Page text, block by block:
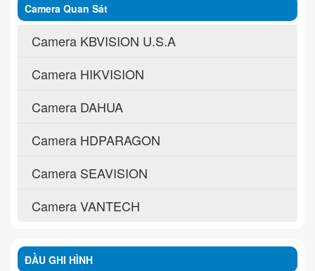
Camera Quan Sát
Camera KBVISION U.S.A
Camera HIKVISION
Camera DAHUA
Camera HDPARAGON
Camera SEAVISION
Camera VANTECH
ĐẦU GHI HÌNH